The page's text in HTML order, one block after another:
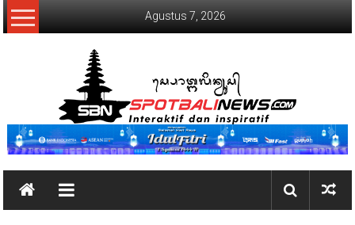
Lompat
ke
Agustus 7, 2026
SpotBaliNews